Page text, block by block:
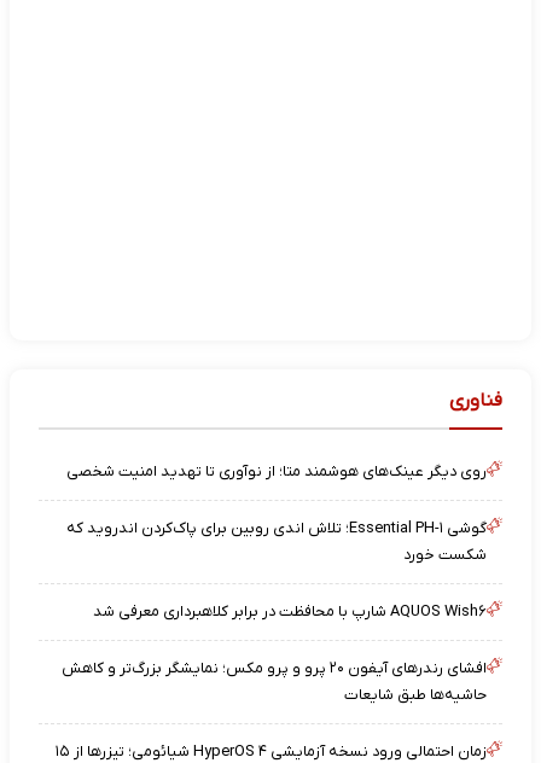
فناوری
روی دیگر عینک‌های هوشمند متا؛ از نوآوری تا تهدید امنیت شخصی
گوشی Essential PH-۱؛ تلاش اندی روبین برای پاک‌کردن اندروید که
شکست خورد
AQUOS Wish۶ شارپ با محافظت در برابر کلاهبرداری معرفی شد
افشای رندرهای آیفون ۲۰ پرو و پرو مکس؛ نمایشگر بزرگ‌تر و کاهش
حاشیه‌ها طبق شایعات
زمان احتمالی ورود نسخه آزمایشی HyperOS ۴ شیائومی؛ تیزرها از ۱۵